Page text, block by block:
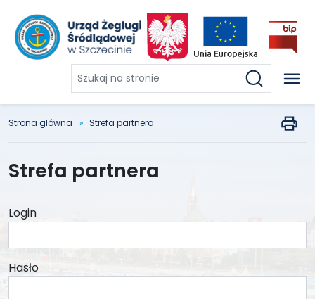
Szukaj
na
stronie
Strona glówna Strefa partnera
Strefa partnera
Login
Hasło